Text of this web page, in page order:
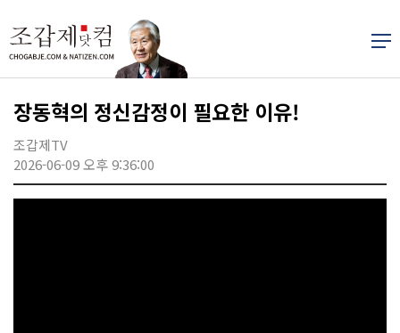
장동혁의 정신감정이 필요한 이유!
조갑제TV
2026-06-09 오후 9:36:00